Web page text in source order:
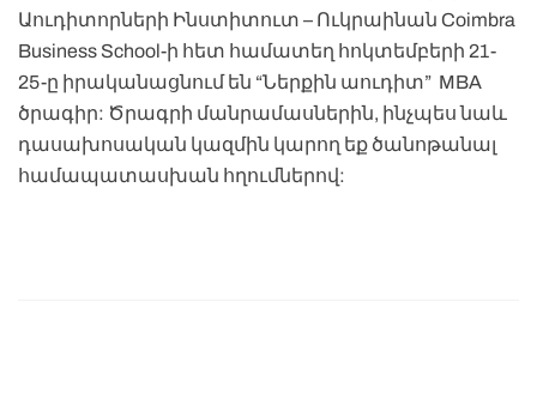
Աուդիտորների Ինստիտուտ – Ուկրաինան Coimbra
Business School-ի հետ համատեղ հոկտեմբերի 21-
25-ը իրականացնում են “Ներքին աուդիտ” MBA
ծրագիր: Ծրագրի մանրամասներին, ինչպես նաև
դասախոսական կազմին կարող եք ծանոթանալ
համապատասխան հղումներով: